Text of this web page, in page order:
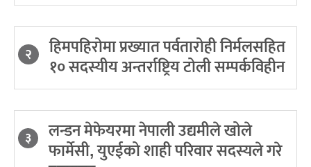
२ हिमपहिरोमा प्रख्यात पर्वतारोही निर्मलसहित
१० सदस्यीय अन्तर्राष्ट्रिय टोली सम्पर्कविहीन
३ लन्डन मेफेयरमा नेपाली उद्यमीले खोले
फार्मेसी, युएईको शाही परिवार सदस्यले गरे